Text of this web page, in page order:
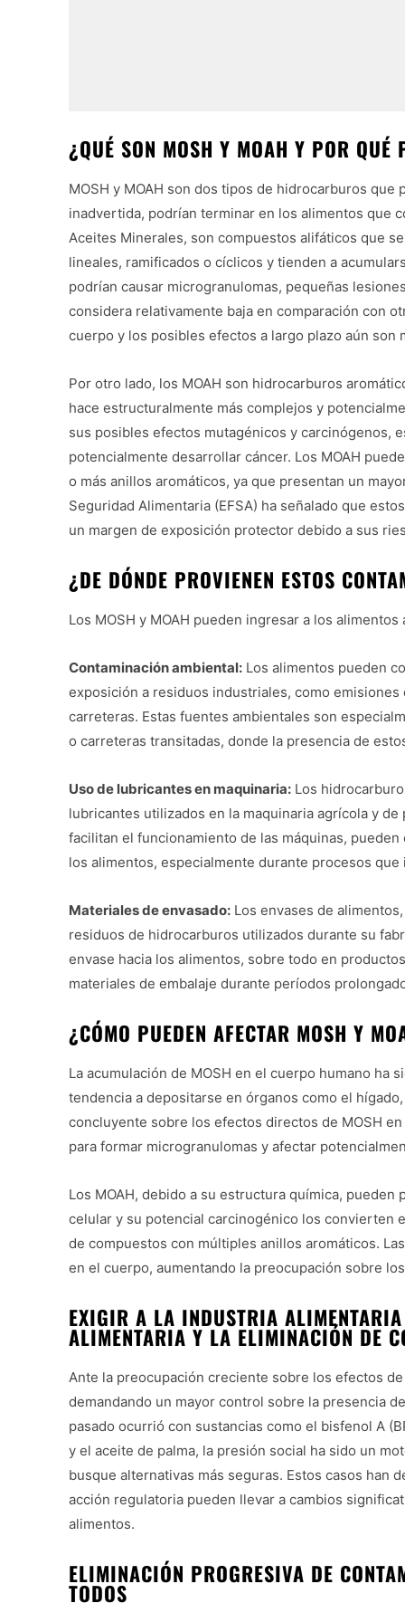
¿QUÉ SON MOSH Y MOAH Y POR
MOSH y MOAH son dos tipos de hidrocarburos
inadvertida, podrían terminar en los alimentos que
Aceites Minerales, son compuestos alifáticos que
lineales, ramificados o cíclicos y tienden a
podrían causar microgranulomas, pequeñas
considera relativamente baja en comparación con
cuerpo y los posibles efectos a largo plazo aún son
Por otro lado, los MOAH son hidrocarburos
hace estructuralmente más complejos y
sus posibles efectos mutagénicos y carcinógenos,
potencialmente desarrollar cáncer. Los MOAH
o más anillos aromáticos, ya que presentan un
Seguridad Alimentaria (EFSA) ha señalado que
un margen de exposición protector debido a sus
¿DE DÓNDE PROVIENEN ESTOS
Los MOSH y MOAH pueden ingresar a los
Contaminación ambiental: Los alimentos pueden
exposición a residuos industriales, como
carreteras. Estas fuentes ambientales son
o carreteras transitadas, donde la presencia de
Uso de lubricantes en maquinaria: Los
lubricantes utilizados en la maquinaria agrícola y
facilitan el funcionamiento de las máquinas,
los alimentos, especialmente durante procesos
Materiales de envasado: Los envases de
residuos de hidrocarburos utilizados durante su
envase hacia los alimentos, sobre todo en
materiales de embalaje durante períodos
¿CÓMO PUEDEN AFECTAR MOSH Y
La acumulación de MOSH en el cuerpo humano
tendencia a depositarse en órganos como el
concluyente sobre los efectos directos de MOSH
para formar microgranulomas y afectar
Los MOAH, debido a su estructura química,
celular y su potencial carcinogénico los convierten
de compuestos con múltiples anillos aromáticos.
en el cuerpo, aumentando la preocupación sobre
EXIGIR A LA INDUSTRIA
ALIMENTARIA Y LA ELIMINACIÓN DE
Ante la preocupación creciente sobre los efectos
demandando un mayor control sobre la presencia
pasado ocurrió con sustancias como el bisfenol A
y el aceite de palma, la presión social ha sido un
busque alternativas más seguras. Estos casos han
acción regulatoria pueden llevar a cambios
alimentos.
ELIMINACIÓN PROGRESIVA DE
TODOS